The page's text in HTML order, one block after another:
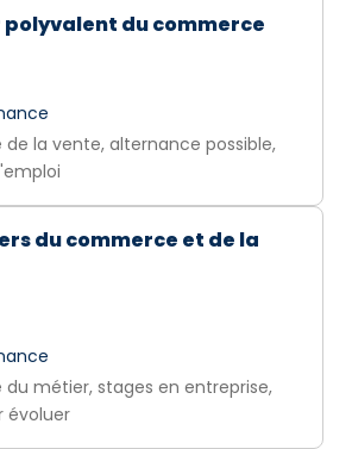
polyvalent du commerce
la vente, alternance possible,
du commerce et de la
métier, stages en entreprise,
évoluer